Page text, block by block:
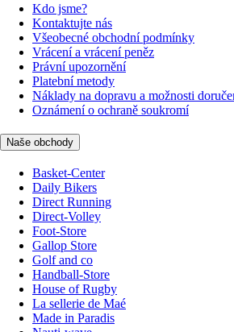
Kdo jsme?
Kontaktujte nás
Všeobecné obchodní podmínky
Vrácení a vrácení peněz
Právní upozornění
Platební metody
Náklady na dopravu a možnosti
Oznámení o ochraně soukromí
Naše obchody
Basket-Center
Daily Bikers
Direct Running
Direct-Volley
Foot-Store
Gallop Store
Golf and co
Handball-Store
House of Rugby
La sellerie de Maé
Made in Paradis